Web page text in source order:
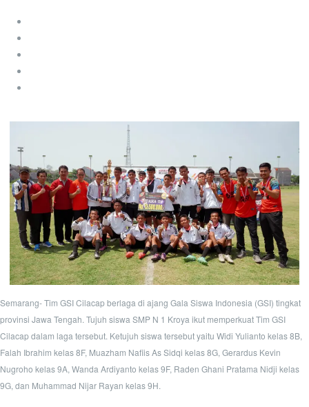
Semarang- Tim GSI Cilacap berlaga di ajang Gala Siswa Indonesia (GSI) tingkat
provinsi Jawa Tengah. Tujuh siswa SMP N 1 Kroya ikut memperkuat Tim GSI
Cilacap dalam laga tersebut. Ketujuh siswa tersebut yaitu Widi Yulianto kelas 8B,
Falah Ibrahim kelas 8F, Muazham Nafiis As Sidqi kelas 8G, Gerardus Kevin
Nugroho kelas 9A, Wanda Ardiyanto kelas 9F, Raden Ghani Pratama Nidji kelas
9G, dan Muhammad Nijar Rayan kelas 9H.